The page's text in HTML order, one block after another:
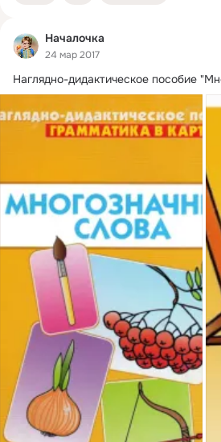
Началочка
24 мар 2017
Наглядно-дидактическое пособие